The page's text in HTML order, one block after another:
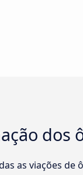
dos
as viações de